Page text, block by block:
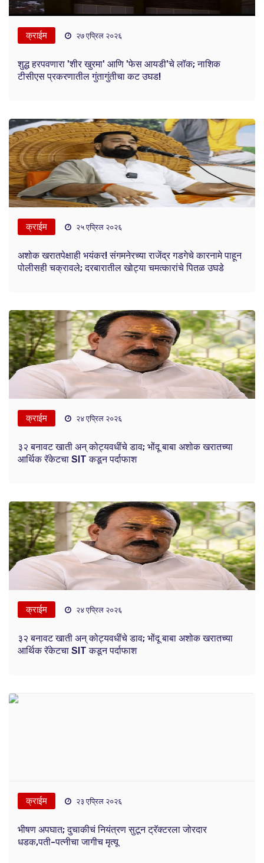
क्राईम २७ एप्रिल २०२६
शुद्ध हरपवणारा 'शीर खुरमा' आणि 'फेस आयडी'चे लॉक; नाशिक
टीसीएस प्रकरणातील गुंतागुंतीचा कट उघड!
क्राईम २५ एप्रिल २०२६
अशोक खरातपेक्षाही भयंकर! संगमनेरच्या राजेंद्र गडगेचे कारनामे पाहून
पोलीसही चक्रावले; दरबारातील खोट्या चमत्कारांचे पितळ उघडे
क्राईम २४ एप्रिल २०२६
३२ बनावट खाती अन् कोट्यवधींचे डाव; भोंदू बाबा अशोक खरातच्या
आर्थिक रॅकेटचा SIT कडून पर्दाफाश
क्राईम २४ एप्रिल २०२६
३२ बनावट खाती अन् कोट्यवधींचे डाव; भोंदू बाबा अशोक खरातच्या
आर्थिक रॅकेटचा SIT कडून पर्दाफाश
क्राईम २३ एप्रिल २०२६
भीषण अपघात; दुचाकीचं नियंत्रण सुटून ट्रॅक्टरला जोरदार
धडक,पती-पत्नीचा जागीच मृत्यू